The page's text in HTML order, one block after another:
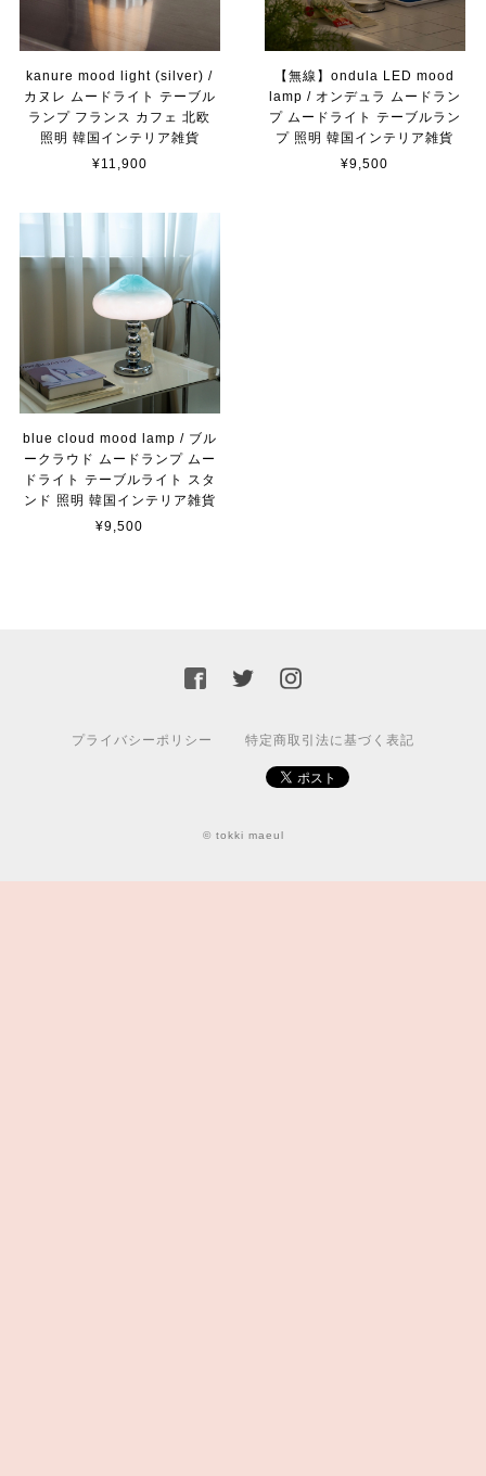
kanure mood light (silver) /
カヌレ ムードライト テーブル
ランプ フランス カフェ 北欧
照明 韓国インテリア雑貨
¥11,900
【無線】ondula LED mood
lamp / オンデュラ ムードラン
プ ムードライト テーブルラン
プ 照明 韓国インテリア雑貨
¥9,500
blue cloud mood lamp / ブル
ークラウド ムードランプ ムー
ドライト テーブルライト スタ
ンド 照明 韓国インテリア雑貨
¥9,500
プライバシーポリシー 特定商取引法に基づく表記
© tokki maeul